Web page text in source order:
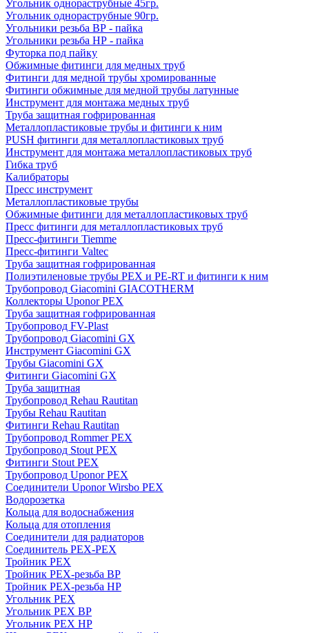
Угольник однораструбные 45гр.
Угольник однораструбные 90гр.
Угольники резьба ВР - пайка
Угольники резьба НР - пайка
Футорка под пайку
Обжимные фитинги для медных труб
Фитинги для медной трубы хромированные
Фитинги обжимные для медной трубы латунные
Инструмент для монтажа медных труб
Труба защитная гофрированная
Металлопластиковые трубы и фитинги к ним
PUSH фитинги для металлопластиковых труб
Инструмент для монтажа металлопластиковых труб
Гибка труб
Калибраторы
Пресс инструмент
Металлопластиковые трубы
Обжимные фитинги для металлопластиковых труб
Пресс фитинги для металлопластиковых труб
Пресс-фитинги Tiemme
Пресс-фитинги Valtec
Труба защитная гофрированная
Полиэтиленовые трубы PEX и PE-RT и фитинги к ним
Трубопровод Giacomini GIACOTHERM
Коллекторы Uponor PEX
Труба защитная гофрированная
Трубопровод FV-Plast
Трубопровод Giacomini GX
Инструмент Giacomini GX
Трубы Giacomini GX
Фитинги Giacomini GX
Труба защитная
Трубопровод Rehau Rautitan
Трубы Rehau Rautitan
Фитинги Rehau Rautitan
Трубопровод Rommer PEX
Трубопровод Stout PEX
Фитинги Stout PEX
Трубопровод Uponor PEX
Соединители Uponor Wirsbo PEX
Водорозетка
Кольца для водоснабжения
Кольца для отопления
Соединители для радиаторов
Соединитель PEX-PEX
Тройник PEX
Тройник PEX-резьба ВР
Тройник PEX-резьба НР
Угольник PEX
Угольник PEX ВР
Угольник PEX НР